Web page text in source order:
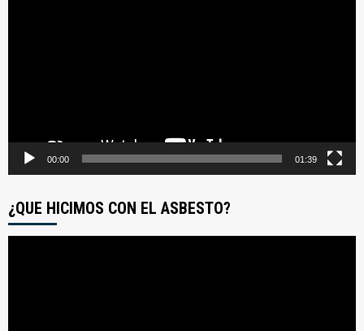
00:00 01:39
¿QUE HICIMOS CON EL ASBESTO?